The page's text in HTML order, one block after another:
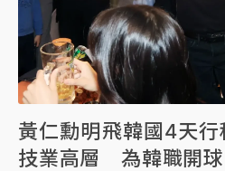
黃仁勳明飛韓國4天
技業高層 為韓職開球